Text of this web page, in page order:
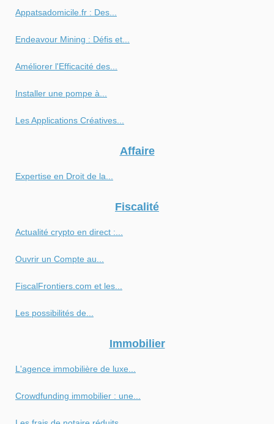
Appatsadomicile.fr : Des...
Endeavour Mining : Défis et...
Améliorer l'Efficacité des...
Installer une pompe à...
Les Applications Créatives...
Affaire
Expertise en Droit de la...
Fiscalité
Actualité crypto en direct :...
Ouvrir un Compte au...
FiscalFrontiers.com et les...
Les possibilités de...
Immobilier
L'agence immobilière de luxe...
Crowdfunding immobilier : une...